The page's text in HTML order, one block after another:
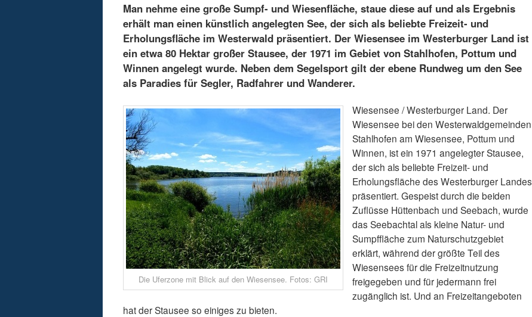
Man nehme eine große Sumpf- und Wiesenfläche, staue diese auf und als Ergebnis
erhält man einen künstlich angelegten See, der sich als beliebte Freizeit- und
Erholungsfläche im Westerwald präsentiert. Der Wiesensee im Westerburger Land ist
ein etwa 80 Hektar großer Stausee, der 1971 im Gebiet von Stahlhofen, Pottum und
Winnen angelegt wurde. Neben dem Segelsport gilt der ebene Rundweg um den See
als Paradies für Segler, Radfahrer und Wanderer.
Die Uferzone mit Blick auf den Wiesensee. Fotos: GRI
Wiesensee / Westerburger Land. Der
Wiesensee bei den Westerwaldgemeinden
Stahlhofen am Wiesensee, Pottum und
Winnen, ist ein 1971 angelegter Stausee,
der sich als beliebte Freizeit- und
Erholungsfläche des Westerburger Landes
präsentiert. Gespeist durch die beiden
Zuflüsse Hüttenbach und Seebach, wurde
das Seebachtal als kleine Natur- und
Sumpffläche zum Naturschutzgebiet
erklärt, während der größte Teil des
Wiesensees für die Freizeitnutzung
freigegeben und für jedermann frei
zugänglich ist. Und an Freizeitangeboten
hat der Stausee so einiges zu bieten.